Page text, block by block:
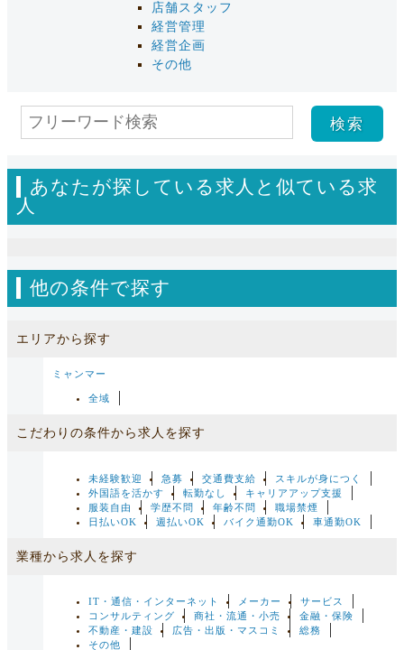
店舗スタッフ
経営管理
経営企画
その他
あなたが探している求人と似ている求
人
他の条件で探す
エリアから探す
ミャンマー
全域
こだわりの条件から求人を探す
未経験歓迎 急募 交通費支給
スキルが身につく
外国語を活かす
転勤なし
キャリアアップ支援
服装自由
学歴不問 年齢不問
職場禁煙
日払いOK
週払いOK バイク通勤OK 車通勤OK
業種から求人を探す
IT・通信・インターネット メーカー
サービス
コンサルティング
商社・流通・小売
金融・保険
不動産・建設
広告・出版・マスコミ
総務
その他